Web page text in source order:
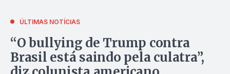
ÚLTIMAS NOTÍCIAS
“O bullying de Trump contra
Brasil está saindo pela culatra”,